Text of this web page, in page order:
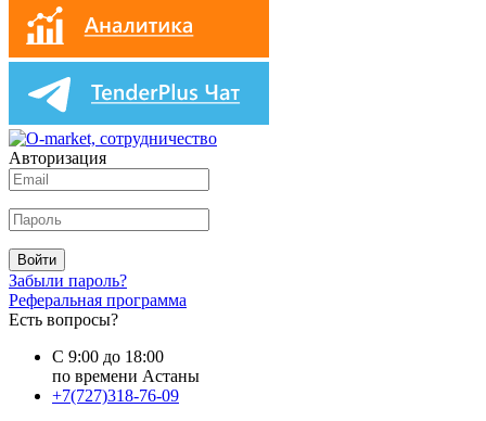
Авторизация
Войти
Забыли пароль?
Реферальная программа
Есть вопросы?
С 9:00 до 18:00
по времени Астаны
+7(727)318-76-09